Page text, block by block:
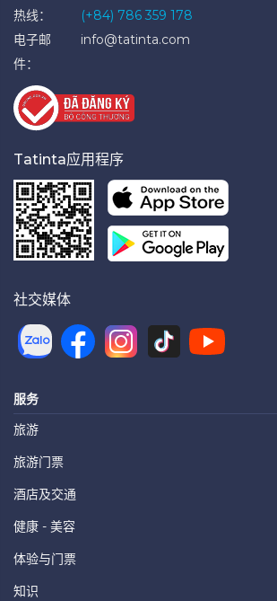
热线：
(+84) 786 359 178
电子邮
件：
info@tatinta.com
Tatinta应用程序
社交媒体
服务
旅游
旅游门票
酒店及交通
健康 - 美容
体验与门票
知识